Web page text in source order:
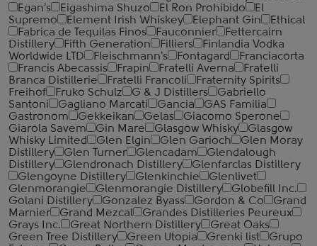
Egan's
Eigashima Shuzo El Ron Prohibido
El
Supremo
Element Irish Whiskey Elephant Gin
Ethical
Fabrica de Tequilas Finos
Fauconnier
Fettercairn
Distillery
Fifth Generation Filliers
Finlandia Vodka
Worldwide LTD
Fleischmann's Fontagard
Franciacorta
Francis Abecassis
Frapin Fratelli Averna
Fratelli
Branca Distillerie
Fratelli ‎Francoli
Fraternity Spirits
Freihof
Fruko Schulz G & J Distillers
Gabriello
Santoni
Gagliano Marcati Gancia
GAS Familia
Gastronom
Gekkeikan Gelas
Giacomo Sperone
Giarola Savem
Gin Mare Glasgow Whisky
Glasgow
Whisky Limited
Glen Elgin Glen Garioch
Glen Moray
Distillery
Glen Turner Glencadam
Glendalough
Distillery
Glendronach Distillery
Glenfarclas Distillery
Glengoyne Distillery
Glenkinchie
Glenlivet
Glenmorangie
Glenmorangie Distillery
Globefill Inc.
Golani Distillery
Gonzalez Byass Gordon & Co
Grand
Marnier
Grand Mezcal
Grandes Distilleries Peureux
Grays Inc.
Great Northern Distillery
Great Oaks
Green Tree Distillery
Green Utopia Grenki list
Grupo